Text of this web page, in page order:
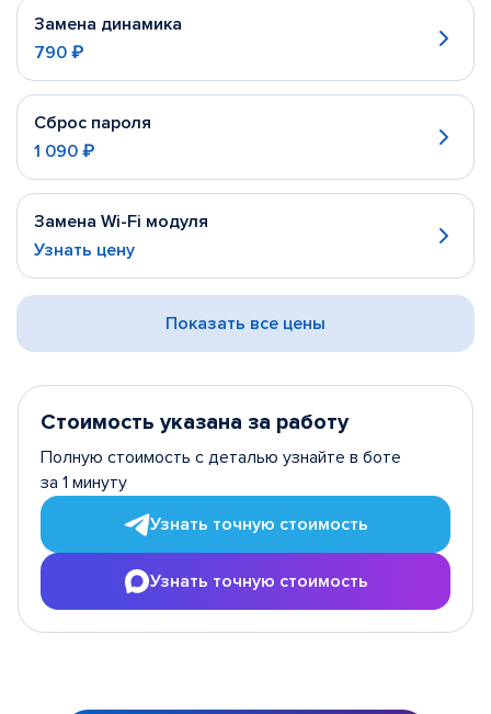
Замена динамика
790 ₽
Сброс пароля
1 090 ₽
Замена Wi-Fi модуля
Узнать цену
Показать все цены
Стоимость указана за работу
Полную стоимость с деталью узнайте в боте
за 1 минуту
Узнать точную стоимость
Узнать точную стоимость